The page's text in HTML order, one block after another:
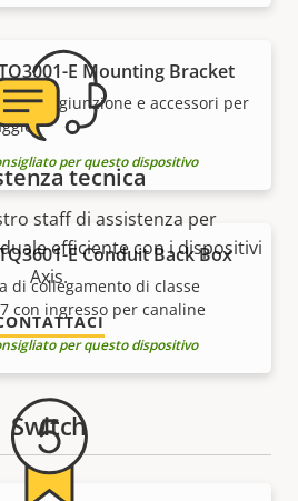
E Mounting Bracket
di giunzione e accessori per
per questo dispositivo
E Conduit Back Box
di collegamento di classe
con ingresso per canaline
per questo dispositivo
Switch
tecnica
staff di assistenza per
efficiente con i dispositivi
Axis.